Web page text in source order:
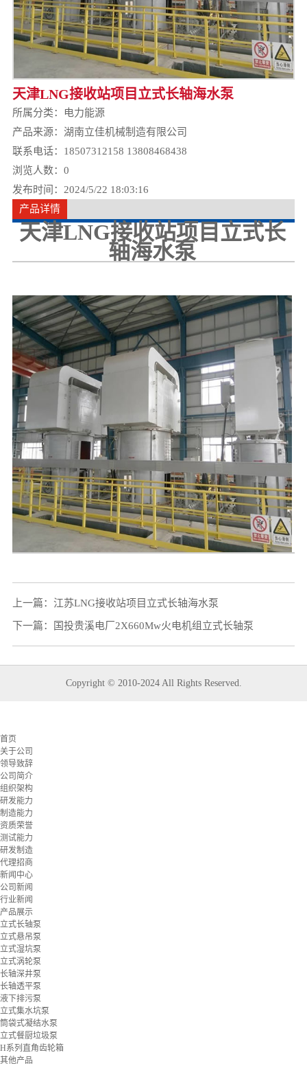
天津LNG接收站项目立式长轴海水泵
所属分类：
电力能源
产品来源：湖南立佳机械制造有限公司
联系电话：18507312158 13808468438
浏览人数： 0
发布时间：2024/5/22 18:03:16
产品详情
天津LNG接收站项目立式长
轴海水泵
上一篇： 江苏LNG接收站项目立式长轴海水泵
下一篇： 国投贵溪电厂2X660Mw火电机组立式长轴泵
Copyright © 2010-2024 All Rights Reserved.
首页
关于公司
领导致辞
公司简介
组织架构
研发能力
制造能力
资质荣誉
测试能力
研发制造
代理招商
新闻中心
公司新闻
行业新闻
产品展示
立式长轴泵
立式悬吊泵
立式湿坑泵
立式涡轮泵
长轴深井泵
长轴透平泵
液下排污泵
立式集水坑泵
筒袋式凝结水泵
立式餐厨垃圾泵
H系列直角齿轮箱
其他产品